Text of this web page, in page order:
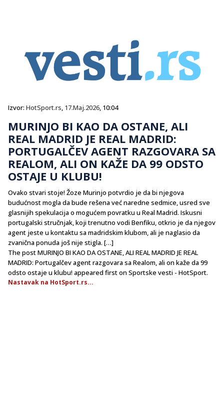
Izvor: HotSport.rs, 17.Maj.2026, 10:04
MURINJO BI KAO DA OSTANE, ALI
REAL MADRID JE REAL MADRID:
PORTUGALČEV AGENT RAZGOVARA SA
REALOM, ALI ON KAŽE DA 99 ODSTO
OSTAJE U KLUBU!
Ovako stvari stoje! Žoze Murinjo potvrdio je da bi njegova
budućnost mogla da bude rešena već naredne sedmice, usred sve
glasnijih spekulacija o mogućem povratku u Real Madrid. Iskusni
portugalski stručnjak, koji trenutno vodi Benfiku, otkrio je da njegov
agent jeste u kontaktu sa madridskim klubom, ali je naglasio da
zvanična ponuda još nije stigla. […]
The post MURINJO BI KAO DA OSTANE, ALI REAL MADRID JE REAL
MADRID: Portugalčev agent razgovara sa Realom, ali on kaže da 99
odsto ostaje u klubu! appeared first on Sportske vesti - HotSport.
Nastavak na HotSport.rs...